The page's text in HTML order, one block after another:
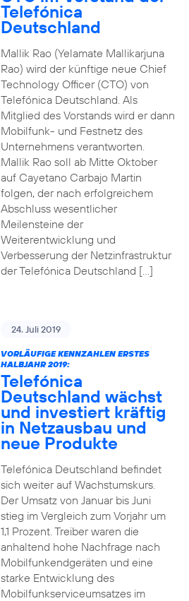
Telefónica
Deutschland
Mallik Rao (Yelamate Mallikarjuna
Rao) wird der künftige neue Chief
Technology Officer (CTO) von
Telefónica Deutschland. Als
Mitglied des Vorstands wird er dann
Mobilfunk- und Festnetz des
Unternehmens verantworten.
Mallik Rao soll ab Mitte Oktober
auf Cayetano Carbajo Martin
folgen, der nach erfolgreichem
Abschluss wesentlicher
Meilensteine der
Weiterentwicklung und
Verbesserung der Netzinfrastruktur
der Telefónica Deutschland […]
24. Juli 2019
VORLÄUFIGE KENNZAHLEN ERSTES
HALBJAHR 2019:
Telefónica
Deutschland wächst
und investiert kräftig
in Netzausbau und
neue Produkte
Telefónica Deutschland befindet
sich weiter auf Wachstumskurs.
Der Umsatz von Januar bis Juni
stieg im Vergleich zum Vorjahr um
1,1 Prozent. Treiber waren die
anhaltend hohe Nachfrage nach
Mobilfunkendgeräten und eine
starke Entwicklung des
Mobilfunkserviceumsatzes im